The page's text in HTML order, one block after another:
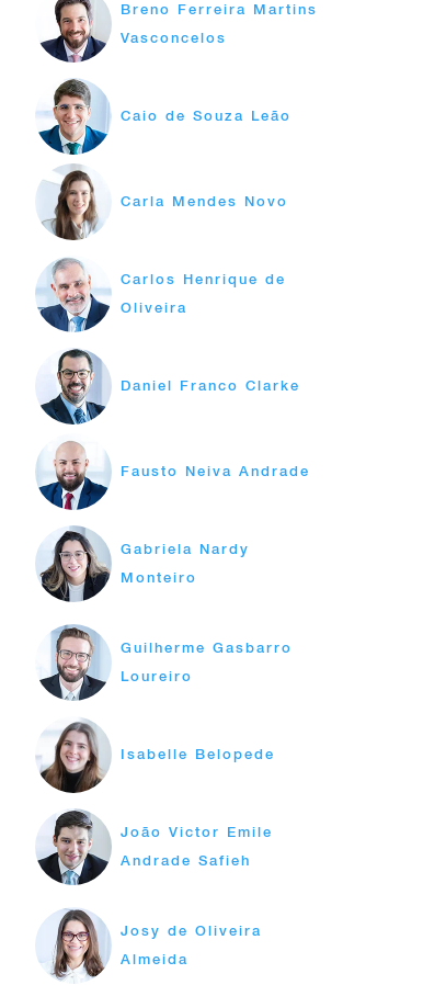
Breno Ferreira Martins
Vasconcelos
Caio de Souza Leão
Carla Mendes Novo
Carlos Henrique de
Oliveira
Daniel Franco Clarke
Fausto Neiva Andrade
Gabriela Nardy
Monteiro
Guilherme Gasbarro
Loureiro
Isabelle Belopede
João Victor Emile
Andrade Safieh
Josy de Oliveira
Almeida